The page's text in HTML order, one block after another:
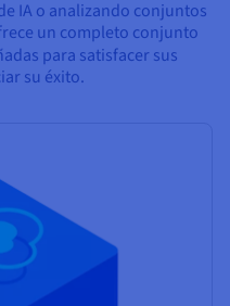
IA o analizando conjuntos
un completo conjunto
para satisfacer sus
su éxito.